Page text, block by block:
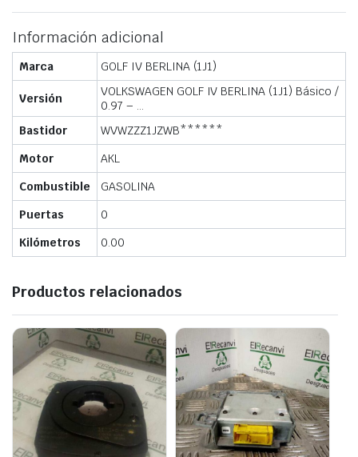
Información adicional
Marca GOLF IV BERLINA (1J1)
Versión
VOLKSWAGEN GOLF IV BERLINA (1J1) Básico /
0.97 – …
Bastidor
WVWZZZ1JZWB******
Motor
AKL
Combustible
GASOLINA
Puertas
0
Kilómetros
0.00
Productos relacionados